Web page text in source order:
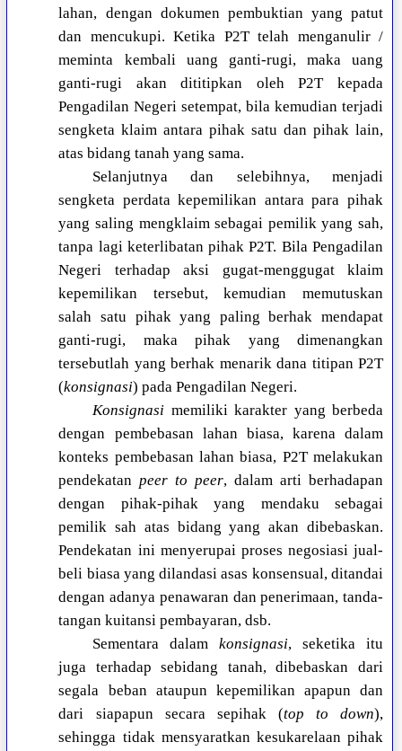
lahan, dengan dokumen pembuktian yang patut
dan mencukupi. Ketika P2T telah menganulir /
meminta kembali uang ganti-rugi, maka uang
ganti-rugi akan dititipkan oleh P2T kepada
Pengadilan Negeri setempat, bila kemudian terjadi
sengketa klaim antara pihak satu dan pihak lain,
atas bidang tanah yang sama.
Selanjutnya dan selebihnya, menjadi
sengketa perdata kepemilikan antara para pihak
yang saling mengklaim sebagai pemilik yang sah,
tanpa lagi keterlibatan pihak P2T. Bila Pengadilan
Negeri terhadap aksi gugat-menggugat klaim
kepemilikan tersebut, kemudian memutuskan
salah satu pihak yang paling berhak mendapat
ganti-rugi, maka pihak yang dimenangkan
tersebutlah yang berhak menarik dana titipan P2T
(konsignasi) pada Pengadilan Negeri.
Konsignasi memiliki karakter yang berbeda
dengan pembebasan lahan biasa, karena dalam
konteks pembebasan lahan biasa, P2T melakukan
pendekatanpeer to peer, dalam arti berhadapan
dengan pihak-pihak yang mendaku sebagai
pemilik sah atas bidang yang akan dibebaskan.
Pendekatan ini menyerupai proses negosiasi jual-
beli biasa yang dilandasi asas konsensual, ditandai
dengan adanya penawaran dan penerimaan, tanda-
tangan kuitansi pembayaran, dsb.
Sementara dalamkonsignasi, seketika itu
juga terhadap sebidang tanah, dibebaskan dari
segala beban ataupun kepemilikan apapun dan
dari siapapun secara sepihak (top to down),
sehingga tidak mensyaratkan kesukarelaan pihak